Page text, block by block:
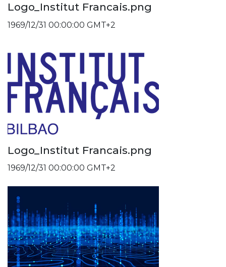
Logo_Institut Francais.png
1969/12/31 00:00:00 GMT+2
Logo_Institut Francais.png
1969/12/31 00:00:00 GMT+2